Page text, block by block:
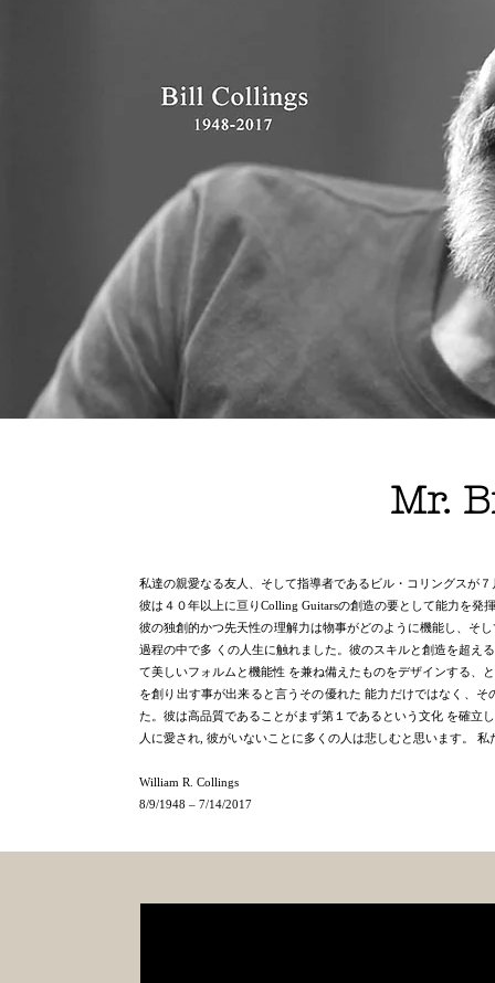
Mr.
私達の親愛なる友人、そして指導者であるビル・コリングスが
彼は４０年以上に亘りColling Guitarsの創造の要として能力を発
彼の独創的かつ先天性の理解力は物事がどのように機能し、そ
過程の中で多 くの人生に触れました。彼のスキルと創造を超え
て美しいフォルムと機能性 を兼ね備えたものをデザインする、
を創り出す事が出来ると言うその優れた 能力だけではなく、
た。彼は高品質であることがまず第１であるという文化 を確立
人に愛され, 彼がいないことに多くの人は悲しむと思います。
William R. Collings
8/9/1948 – 7/14/2017